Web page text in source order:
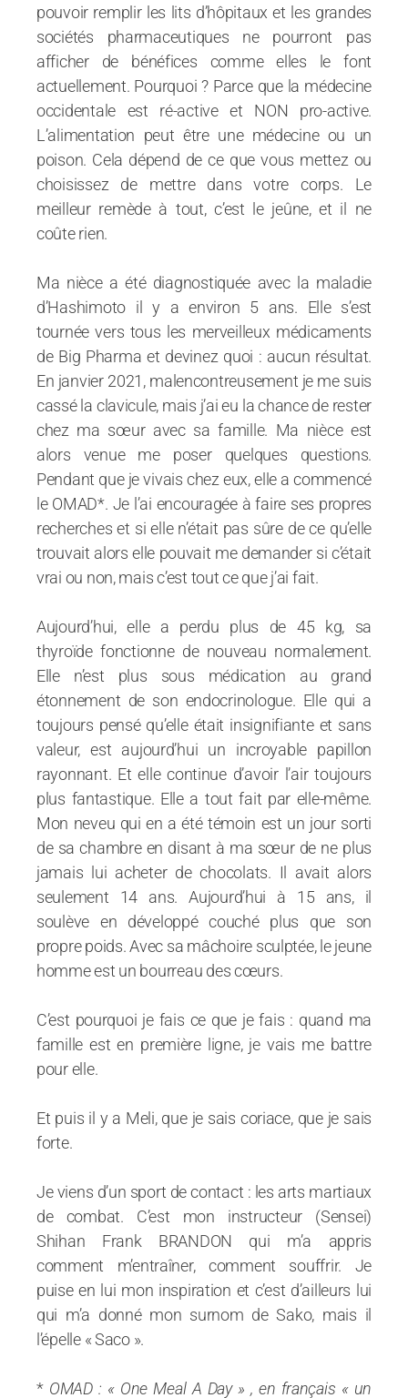
pouvoir remplir les lits d’hôpitaux et les grandes
sociétés pharmaceutiques ne pourront pas
afficher de bénéfices comme elles le font
actuellement. Pourquoi ? Parce que la médecine
occidentale est ré-active et NON pro-active.
L’alimentation peut être une médecine ou un
poison. Cela dépend de ce que vous mettez ou
choisissez de mettre dans votre corps. Le
meilleur remède à tout, c’est le jeûne, et il ne
coûte rien.
Ma nièce a été diagnostiquée avec la maladie
d’Hashimoto il y a environ 5 ans. Elle s’est
tournée vers tous les merveilleux médicaments
de Big Pharma et devinez quoi : aucun résultat.
En janvier 2021, malencontreusement je me suis
cassé la clavicule, mais j’ai eu la chance de rester
chez ma sœur avec sa famille. Ma nièce est
alors venue me poser quelques questions.
Pendant que je vivais chez eux, elle a commencé
le OMAD*. Je l’ai encouragée à faire ses propres
recherches et si elle n’était pas sûre de ce qu’elle
trouvait alors elle pouvait me demander si c’était
vrai ou non, mais c’est tout ce que j’ai fait.
Aujourd’hui, elle a perdu plus de 45 kg, sa
thyroïde fonctionne de nouveau normalement.
Elle n’est plus sous médication au grand
étonnement de son endocrinologue. Elle qui a
toujours pensé qu’elle était insignifiante et sans
valeur, est aujourd’hui un incroyable papillon
rayonnant. Et elle continue d’avoir l’air toujours
plus fantastique. Elle a tout fait par elle-même.
Mon neveu qui en a été témoin est un jour sorti
de sa chambre en disant à ma sœur de ne plus
jamais lui acheter de chocolats. Il avait alors
seulement 14 ans. Aujourd’hui à 15 ans, il
soulève en développé couché plus que son
propre poids. Avec sa mâchoire sculptée, le jeune
homme est un bourreau des cœurs.
C’est pourquoi je fais ce que je fais : quand ma
famille est en première ligne, je vais me battre
pour elle.
Et puis il y a Meli, que je sais coriace, que je sais
forte.
Je viens d’un sport de contact : les arts martiaux
de combat. C’est mon instructeur (Sensei)
Shihan Frank BRANDON qui m’a appris
comment m’entraîner, comment souffrir. Je
puise en lui mon inspiration et c’est d’ailleurs lui
qui m’a donné mon surnom de Sako, mais il
l’épelle « Saco ».
* OMAD : « One Meal A Day » , en français « un